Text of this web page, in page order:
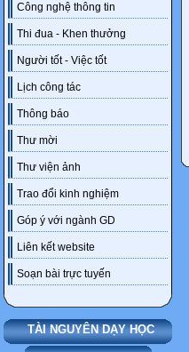
Công nghệ thông tin
Thi đua - Khen thưởng
Người tốt - Việc tốt
Lịch công tác
Thông báo
Thư mời
Thư viện ảnh
Trao đổi kinh nghiệm
Góp ý với ngành GD
Liên kết website
Soạn bài trực tuyến
TÀI NGUYÊN DẠY HỌC